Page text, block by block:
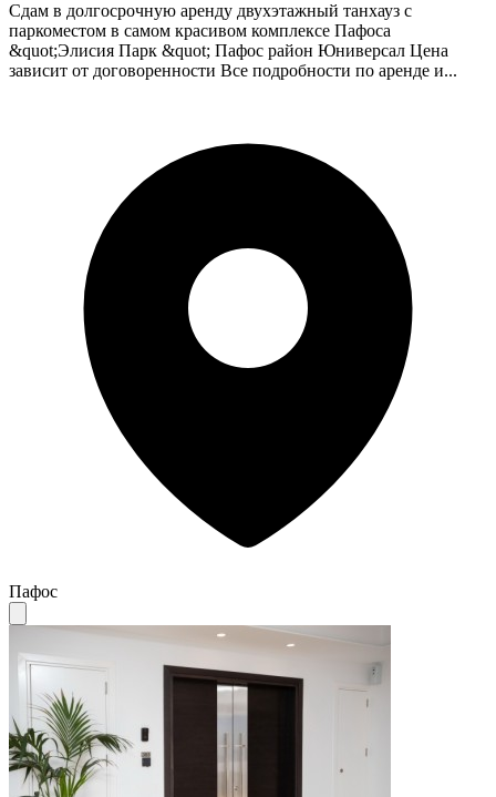
Сдам в долгосрочную аренду двухэтажный танхауз с
паркоместом в самом красивом комплексе Пафоса
&quot;Элисия Парк &quot; Пафос район Юниверсал Цена
зависит от договоренности Все подробности по аренде и...
Пафос